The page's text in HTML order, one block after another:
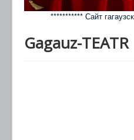
*********** Сайт
Gagauz-TEATR